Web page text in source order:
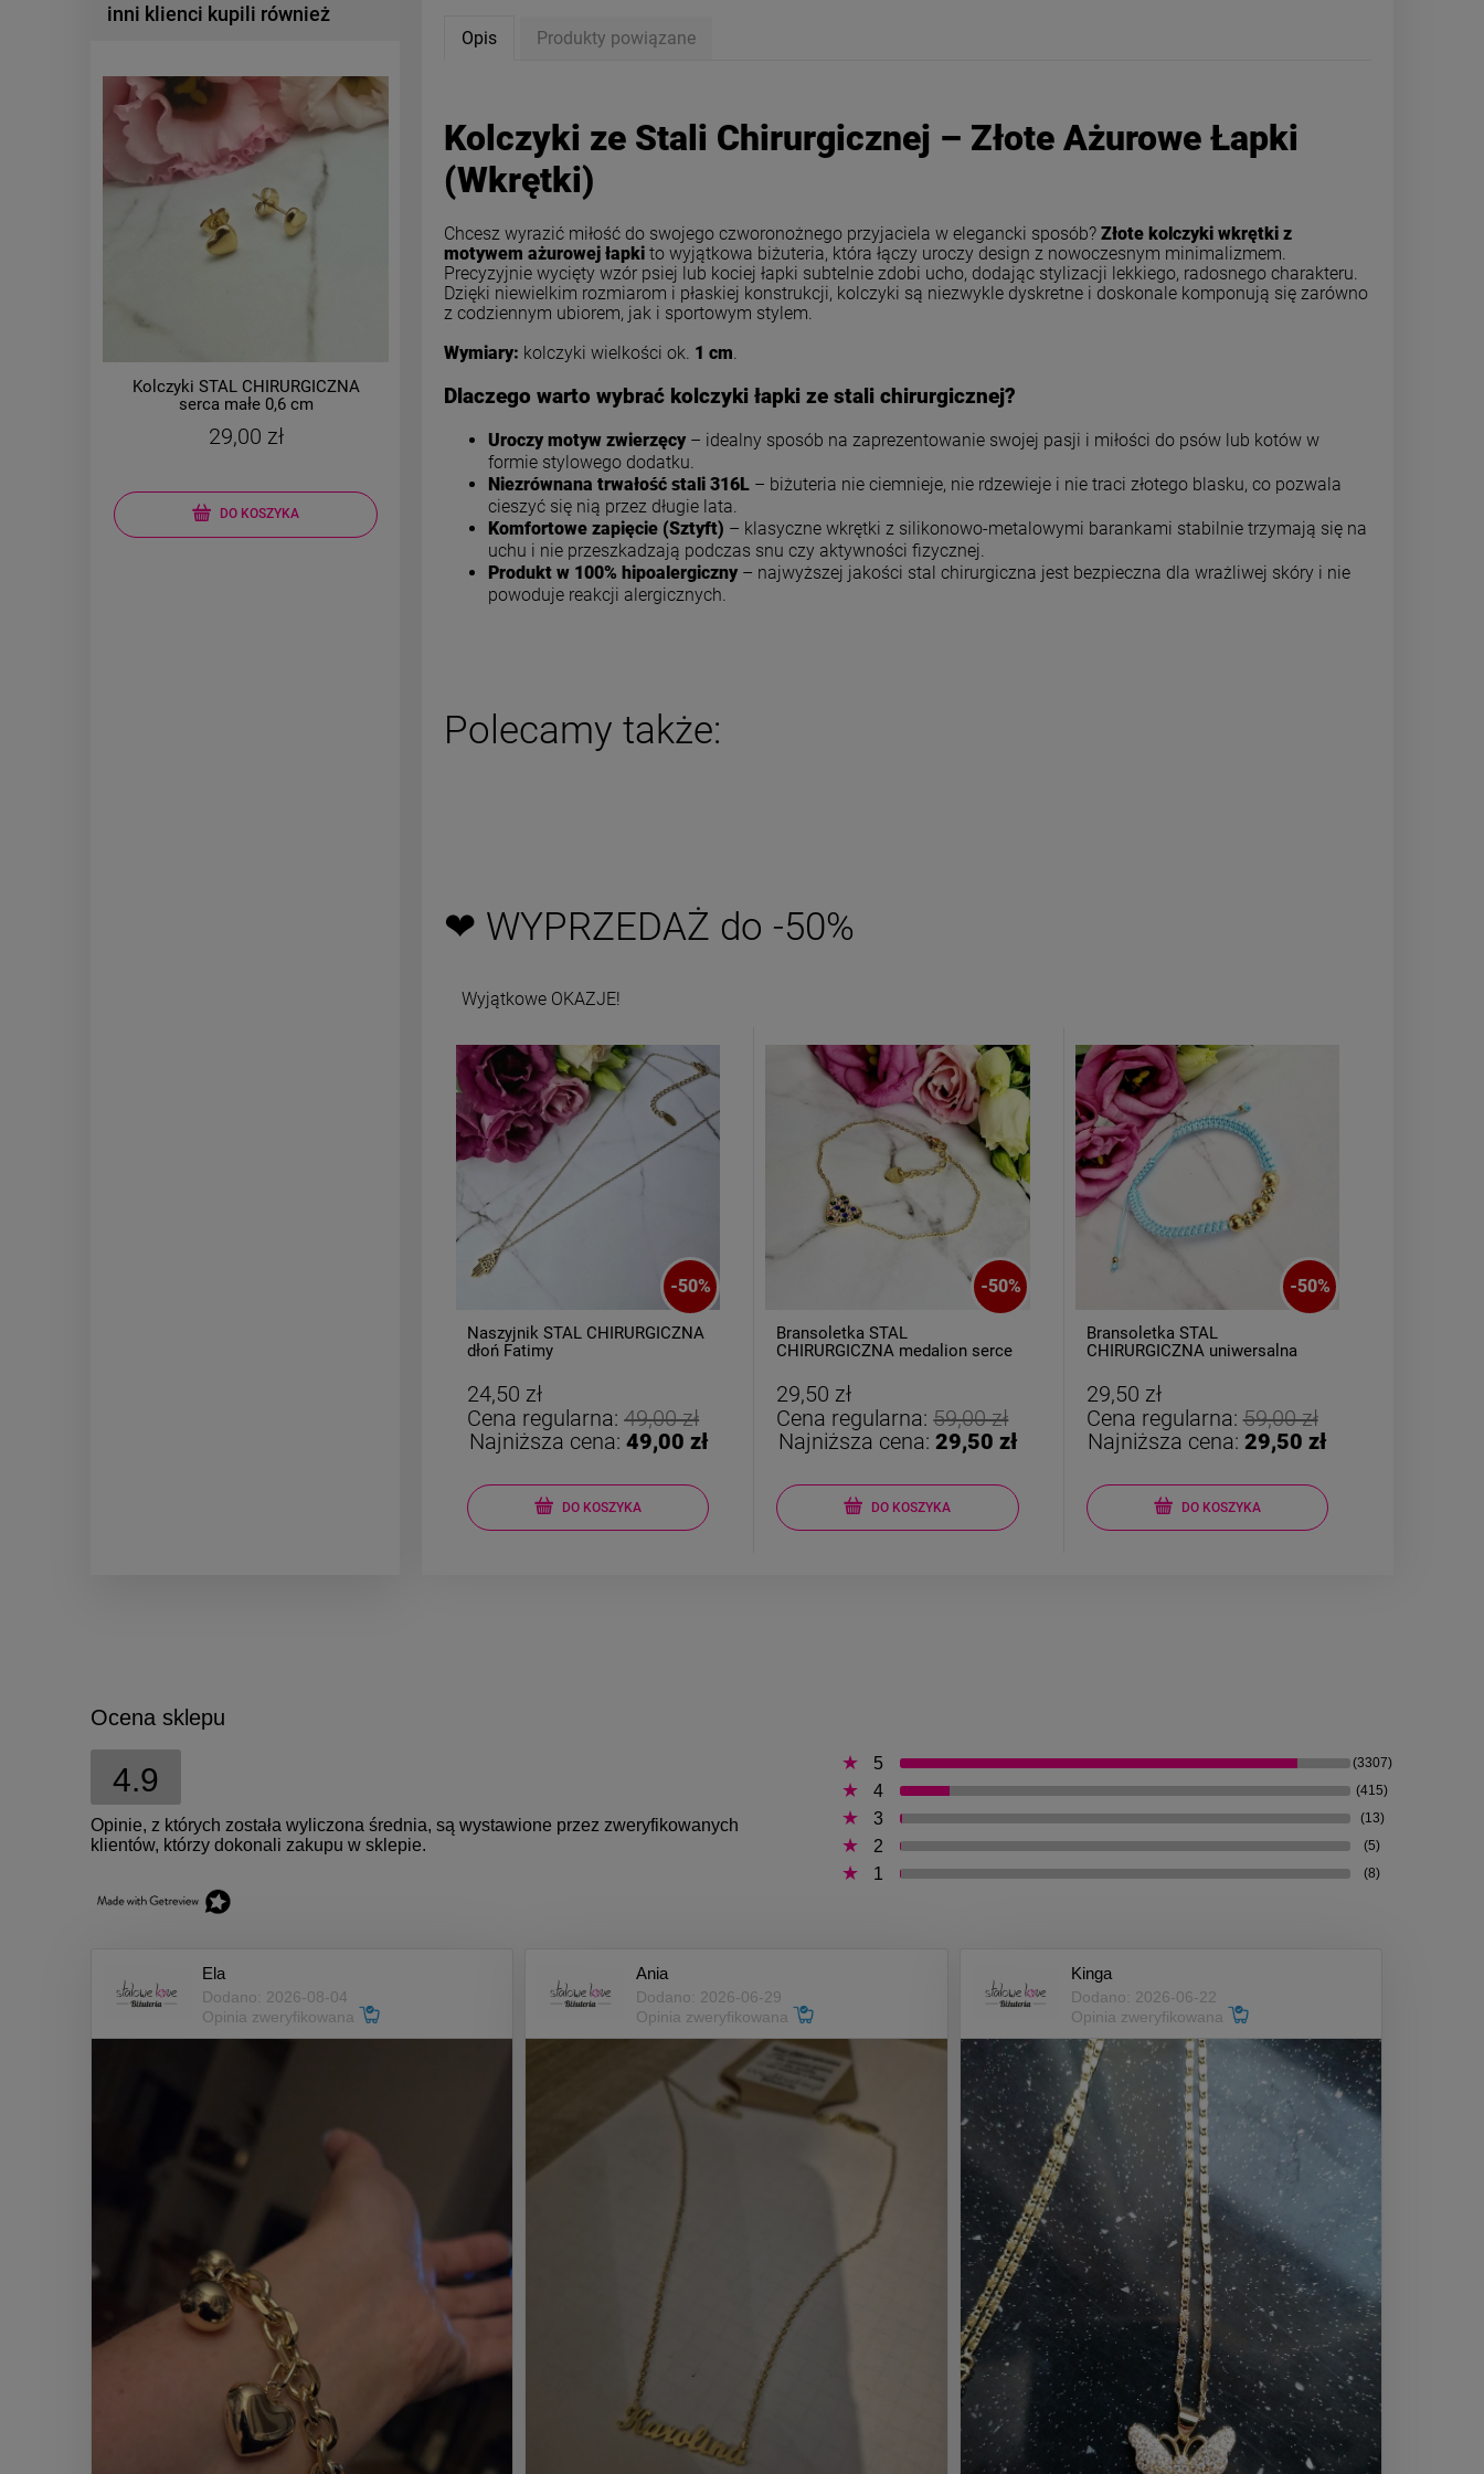
inni klienci kupili również
Kolczyki STAL CHIRURGICZNA
serca małe 0,6 cm
29,00 zł
DO KOSZYKA
Kolczyki STAL CHIRURGICZNA
zatrzask elipsa 2,5 cm jasne złoto
39,00 zł
DO KOSZYKA
Naszyjnik STAL CHIRURGICZNA
medalion ażurowa łapka
49,00 zł 34,00 zł
Opis Produkty powiązane
Kolczyki ze Stali Chirurgicznej – Złote Ażurowe Łapki
(Wkrętki)
Chcesz wyrazić miłość do swojego czworonożnego przyjaciela w elegancki sposób? Złote kolczyki wkrętki z
motywem ażurowej łapki to wyjątkowa biżuteria, która łączy uroczy design z nowoczesnym minimalizmem.
Precyzyjnie wycięty wzór psiej lub kociej łapki subtelnie zdobi ucho, dodając stylizacji lekkiego, radosnego charakteru.
Dzięki niewielkim rozmiarom i płaskiej konstrukcji, kolczyki są niezwykle dyskretne i doskonale komponują się zarówno
z codziennym ubiorem, jak i sportowym stylem.
Wymiary: kolczyki wielkości ok. 1 cm.
Dlaczego warto wybrać kolczyki łapki ze stali chirurgicznej?
Uroczy motyw zwierzęcy – idealny sposób na zaprezentowanie swojej pasji i miłości do psów lub kotów w
formie stylowego dodatku.
Niezrównana trwałość stali 316L – biżuteria nie ciemnieje, nie rdzewieje i nie traci złotego blasku, co pozwala
cieszyć się nią przez długie lata.
Komfortowe zapięcie (Sztyft) – klasyczne wkrętki z silikonowo-metalowymi barankami stabilnie trzymają się na
uchu i nie przeszkadzają podczas snu czy aktywności fizycznej.
Produkt w 100% hipoalergiczny – najwyższej jakości stal chirurgiczna jest bezpieczna dla wrażliwej skóry i nie
powoduje reakcji alergicznych.
Polecamy także:
❤ WYPRZEDAŻ do -50%
Wyjątkowe OKAZJE!
-50%
Naszyjnik STAL CHIRURGICZNA
dłoń Fatimy
24,50 zł
Cena regularna:49,00 zł
Najniższa cena: 49,00 zł
DO KOSZYKA
-50%
Bransoletka STAL
CHIRURGICZNA medalion serce
29,50 zł
Cena regularna:59,00 zł
Najniższa cena: 29,50 zł
DO KOSZYKA
-50%
Bransoletka STAL
CHIRURGICZNA uniwersalna
29,50 zł
Cena regularna:59,00 zł
Najniższa cena:29,50 zł
DO KOSZYKA
Ocena sklepu
4.9
Opinie, z których została wyliczona średnia, są wystawione przez zweryfikowanych
klientów, którzy dokonali zakupu w sklepie.
5 (3307)
4 (415)
3 (13)
2 (5)
1 (8)
Ela
Dodano: 2026-08-04
Opinia zweryfikowana
Ania
Dodano: 2026-06-29
Opinia zweryfikowana
Kinga
Dodano: 2026-06-22
Opinia zweryfikowana